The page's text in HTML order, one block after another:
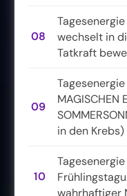
08
wechselt in
Tatkraft
09
MAGISCHEN
in den Krebs)
10